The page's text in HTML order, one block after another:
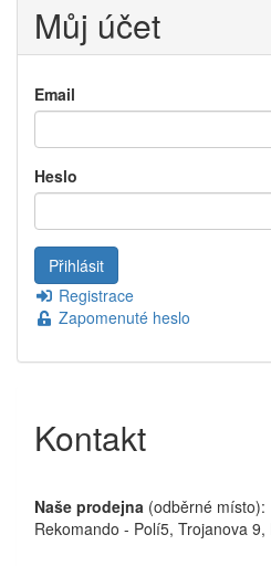
Můj účet
Email
Heslo
Registrace
Zapomenuté heslo
Kontakt
Naše prodejna (odběrné místo):
Rekomando - Polí5, Trojanova